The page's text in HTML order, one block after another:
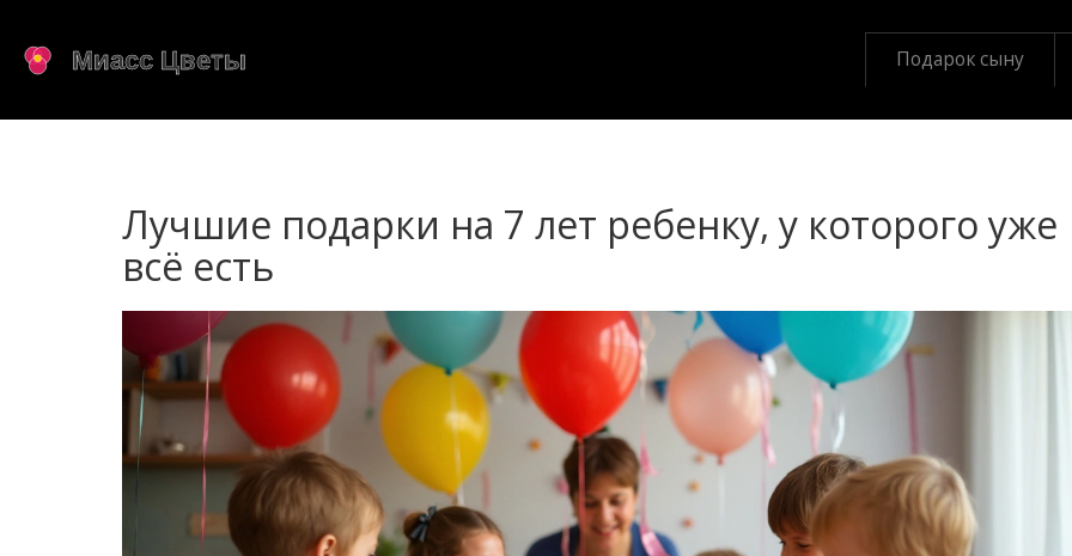
Подарок сыну
Лучшие подарки на 7 лет ребенку, у которого уже
всё есть